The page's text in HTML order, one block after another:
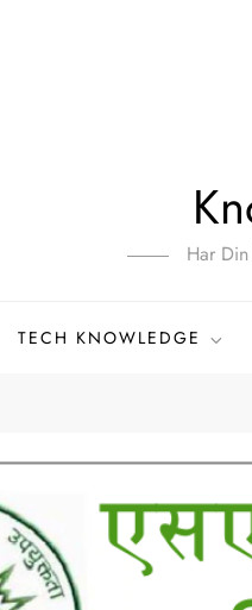
Har
TECH KNOWLEDGE